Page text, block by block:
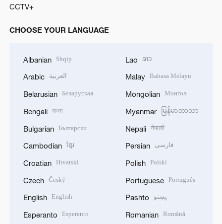
CCTV+
CHOOSE YOUR LANGUAGE
Albanian Shqip
Arabic العربية
Belarusian Беларуская
Bengali বাংলা
Bulgarian Български
Cambodian ខ្មែរ
Croatian Hrvatski
Czech Český
English English
Esperanto Esperanto
Lao ລາວ
Malay Bahasa Melayu
Mongolian Монгол
Myanmar မြန်မာဘာသာ
Nepali नेपाली
Persian فارسی
Polish Polski
Portuguese Português
Pashto پښتو
Romanian Română